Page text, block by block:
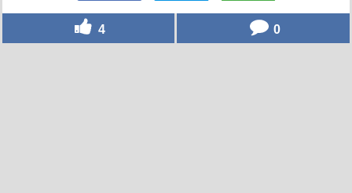
4 0